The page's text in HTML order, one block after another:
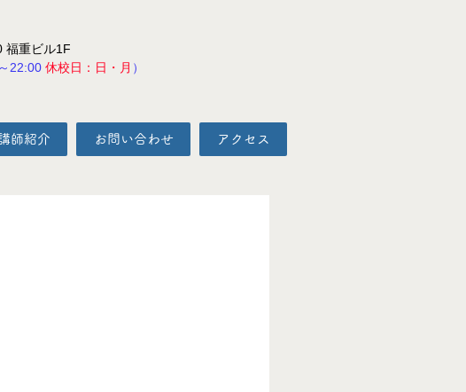
福重ビル1F
22:00 休校日：日・月 ）
師紹介 お問い合わせ アクセス